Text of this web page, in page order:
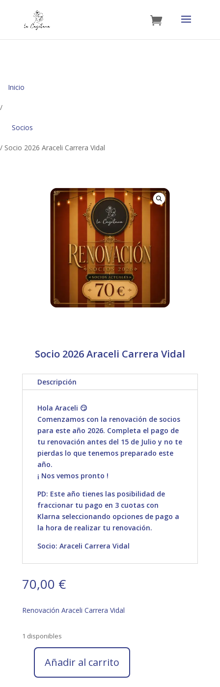
Inicio
/
Socios
/ Socio 2026 Araceli Carrera Vidal
Socio 2026 Araceli Carrera Vidal
Descripción
Hola Araceli 😏
Comenzamos con la renovación de socios
para este año 2026. Completa el pago de
tu renovación antes del 15 de Julio y no te
pierdas lo que tenemos preparado este
año.
¡ Nos vemos pronto !
PD: Este año tienes las posibilidad de
fraccionar tu pago en 3 cuotas con
Klarna seleccionando opciones de pago a
la hora de realizar tu renovación.
Socio: Araceli Carrera Vidal
70,00 €
Renovación Araceli Carrera Vidal
1 disponibles
2026
Añadir al carrito